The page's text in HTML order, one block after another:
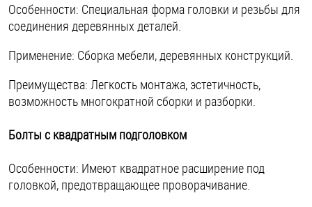
Особенности: Специальная форма головки и резьбы для
соединения деревянных деталей.
Применение: Сборка мебели, деревянных конструкций.
Преимущества: Легкость монтажа, эстетичность,
возможность многократной сборки и разборки.
Болты с квадратным подголовком
Особенности: Имеют квадратное расширение под
головкой, предотвращающее проворачивание.